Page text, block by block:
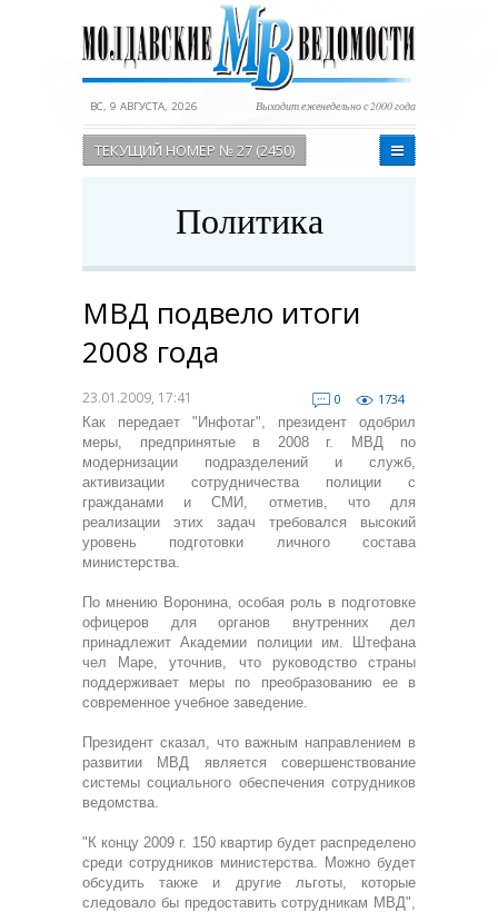
ВС, 9 АВГУСТА, 2026 Выходит еженедельно с 2000 года
ТЕКУЩИЙ НОМЕР № 27 (2450)
Политика
МВД подвело итоги
2008 года
23.01.2009, 17:41 0
1734
Как передает "Инфотаг", президент одобрил
меры, предпринятые в 2008 г. МВД по
модернизации подразделений и служб,
активизации сотрудничества полиции с
гражданами и СМИ, отметив, что для
реализации этих задач требовался высокий
уровень подготовки личного состава
министерства.
По мнению Воронина, особая роль в подготовке
офицеров для органов внутренних дел
принадлежит Академии полиции им. Штефана
чел Маре, уточнив, что руководство страны
поддерживает меры по преобразованию ее в
современное учебное заведение.
Президент сказал, что важным направлением в
развитии МВД является совершенствование
системы социального обеспечения сотрудников
ведомства.
"К концу 2009 г. 150 квартир будет распределено
среди сотрудников министерства. Можно будет
обсудить также и другие льготы, которые
следовало бы предоставить сотрудникам МВД",